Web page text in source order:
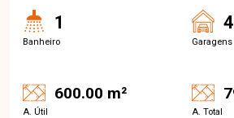
1
Banheiro
4
Garagens
600.00 m²
A. Útil A. Total